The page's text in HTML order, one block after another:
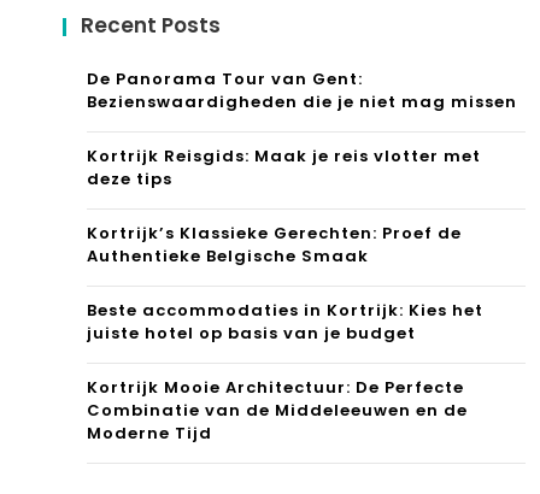
Recent Posts
De Panorama Tour van Gent:
Bezienswaardigheden die je niet mag missen
Kortrijk Reisgids: Maak je reis vlotter met
deze tips
Kortrijk’s Klassieke Gerechten: Proef de
Authentieke Belgische Smaak
Beste accommodaties in Kortrijk: Kies het
juiste hotel op basis van je budget
Kortrijk Mooie Architectuur: De Perfecte
Combinatie van de Middeleeuwen en de
Moderne Tijd